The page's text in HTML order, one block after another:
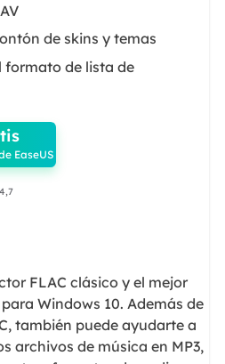
de skins y temas
formato de lista de
EaseUS
FLAC clásico y el mejor
Windows 10. Además de
también puede ayudarte a
archivos de música en MP3,